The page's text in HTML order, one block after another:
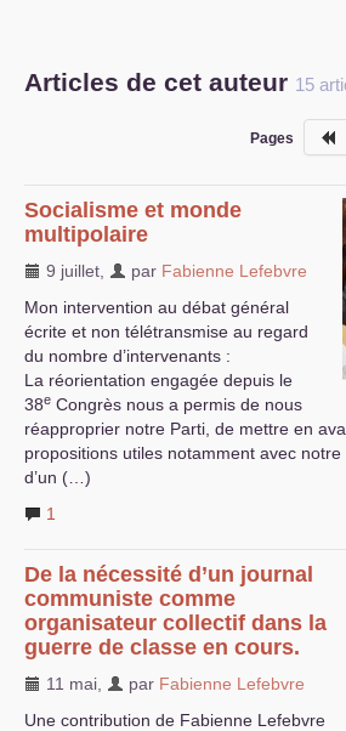
Articles de cet auteur 15
Pages
Socialisme et monde
multipolaire
9 juillet par Fabienne Lefebvre
Mon intervention au débat général
écrite et non télétransmise au regard
du nombre d’intervenants :
La réorientation engagée depuis le
38e Congrès nous a permis de nous
réapproprier notre Parti, de mettre en
propositions utiles notamment avec
d’un (…)
1
De la nécessité d’un journal
communiste comme
organisateur collectif dans la
guerre de classe en cours.
11 mai par Fabienne Lefebvre
Une contribution de Fabienne Lefebvre